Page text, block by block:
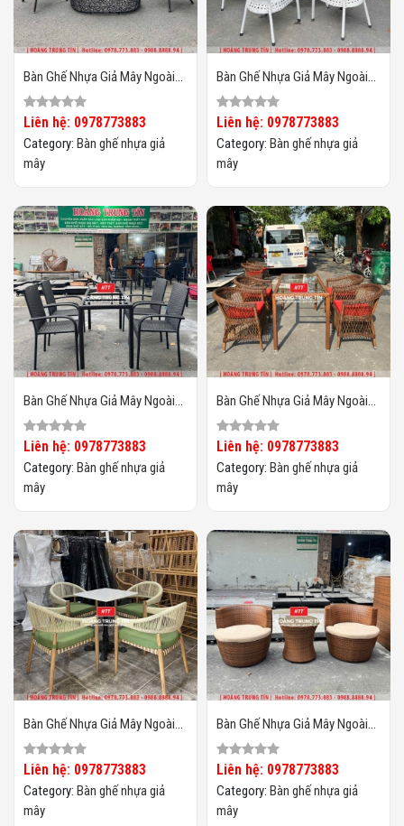
Bàn Ghế Nhựa Giả Mây Ngoài
Trời HTT133
Liên hệ: 0978773883
Category: Bàn ghế nhựa giả
mây
Bàn Ghế Nhựa Giả Mây Ngoài
Trời HTT132
Liên hệ: 0978773883
Category: Bàn ghế nhựa giả
mây
Bàn Ghế Nhựa Giả Mây Ngoài
Trời HTT131
Liên hệ: 0978773883
Category: Bàn ghế nhựa giả
mây
Bàn Ghế Nhựa Giả Mây Ngoài
Trời HTT130
Liên hệ: 0978773883
Category: Bàn ghế nhựa giả
mây
Bàn Ghế Nhựa Giả Mây Ngoài
Trời HTT129
Liên hệ: 0978773883
Category: Bàn ghế nhựa giả
mây
Bàn Ghế Nhựa Giả Mây Ngoài
Trời HTT128
Liên hệ: 0978773883
Category: Bàn ghế nhựa giả
mây